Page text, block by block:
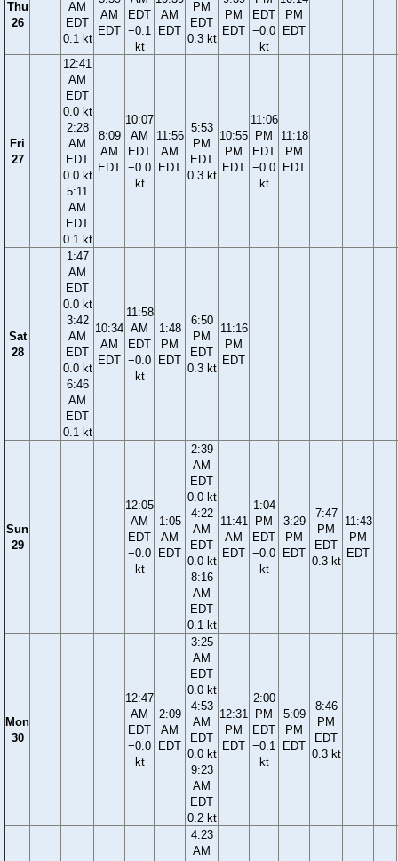
Thu
26
AM
EDT
0.1 kt
AM
EDT
EDT
−0.1
kt
AM
EDT
PM
EDT
0.3 kt
PM
EDT
EDT
−0.0
kt
PM
EDT
Fri
27
12:41
AM
EDT
0.0 kt
2:28
AM
EDT
0.0 kt
5:11
AM
EDT
0.1 kt
8:09
AM
EDT
10:07
AM
EDT
−0.0
kt
11:56
AM
EDT
5:53
PM
EDT
0.3 kt
10:55
PM
EDT
11:06
PM
EDT
−0.0
kt
11:18
PM
EDT
Sat
28
1:47
AM
EDT
0.0 kt
3:42
AM
EDT
0.0 kt
6:46
AM
EDT
0.1 kt
10:34
AM
EDT
11:58
AM
EDT
−0.0
kt
1:48
PM
EDT
6:50
PM
EDT
0.3 kt
11:16
PM
EDT
Sun
29
12:05
AM
EDT
−0.0
kt
1:05
AM
EDT
2:39
AM
EDT
0.0 kt
4:22
AM
EDT
0.0 kt
8:16
AM
EDT
0.1 kt
11:41
AM
EDT
1:04
PM
EDT
−0.0
kt
3:29
PM
EDT
7:47
PM
EDT
0.3 kt
11:43
PM
EDT
Mon
30
12:47
AM
EDT
−0.0
kt
2:09
AM
EDT
3:25
AM
EDT
0.0 kt
4:53
AM
EDT
0.0 kt
9:23
AM
EDT
0.2 kt
12:31
PM
EDT
2:00
PM
EDT
−0.1
kt
5:09
PM
EDT
8:46
PM
EDT
0.3 kt
4:23
AM